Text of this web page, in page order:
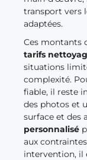
transport vers
adaptées.
Ces montants
tarifs
situations
complexité.
fiable, il reste
des photos et
surface et des
personnalisé
aux
intervention, il